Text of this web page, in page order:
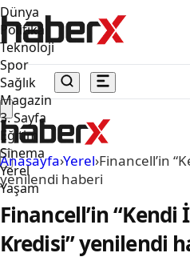
Dünya
Politika
Teknoloji
Spor
Sağlık
Magazin
3. Sayfa
Eğitim
Sinema
Yerel
Yaşam
Anasayfa›Yerel›Financell’in
yenilendi haberi
Financell’in “Kendi
Kredisi” yenilendi